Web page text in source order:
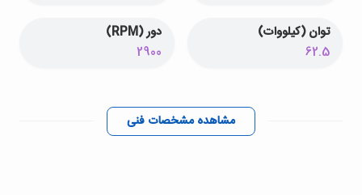
توان (کیلووات)
62.5
دور (RPM)
2900
مشاهده مشخصات فنی